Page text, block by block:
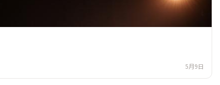
5月9日